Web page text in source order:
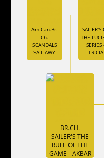
BR.CH.
SAILER'S THE
RULE OF THE
GAME - AKBAR
Am.Can.Br.
Ch.
SCANDALS
SAIL AWY
SAILER'S
THE
SERIES
TRICIA